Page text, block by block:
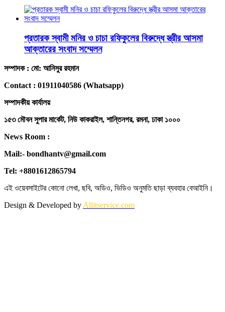
প্রতারক স্বামী মনির ও চাচা রফিকুলের বিরুদ্ধে স্ত্রীর আসমা
আক্তারের সংবাদ সম্মেলন
সম্পাদক : মো: আনিসুর রহমান
Contact : 01911040586 (Whatsapp)
সম্পাদকীয় কার্যালয়
১৫৩ মৌবন সুপার মার্কেট, নিউ কাকরাইল, শান্তিনগর, রমনা, ঢাকা ১০০০
News Room :
Mail:- bondhantv@gmail.com
Tel: +8801612865794
এই ওয়েবসাইটের কোনো লেখা, ছবি, অডিও, ভিডিও অনুমতি ছাড়া ব্যবহার বেআইনি।
Design & Developed by Allitservice.com